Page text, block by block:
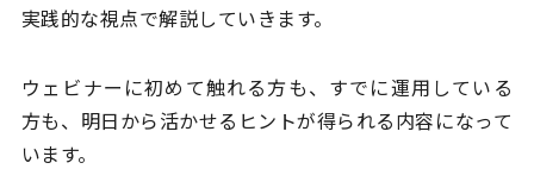
実践的な視点で解説していきます。
ウェビナーに初めて触れる方も、すでに運用している
方も、明日から活かせるヒントが得られる内容になって
います。